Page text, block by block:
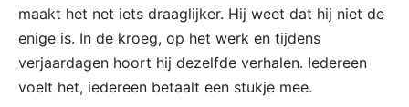
maakt het net iets draaglijker. Hij weet dat hij niet de
enige is. In de kroeg, op het werk en tijdens
verjaardagen hoort hij dezelfde verhalen. Iedereen
voelt het, iedereen betaalt een stukje mee.